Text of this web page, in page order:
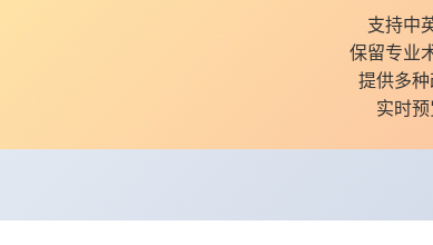
支持中
保留专业
提供多
实时